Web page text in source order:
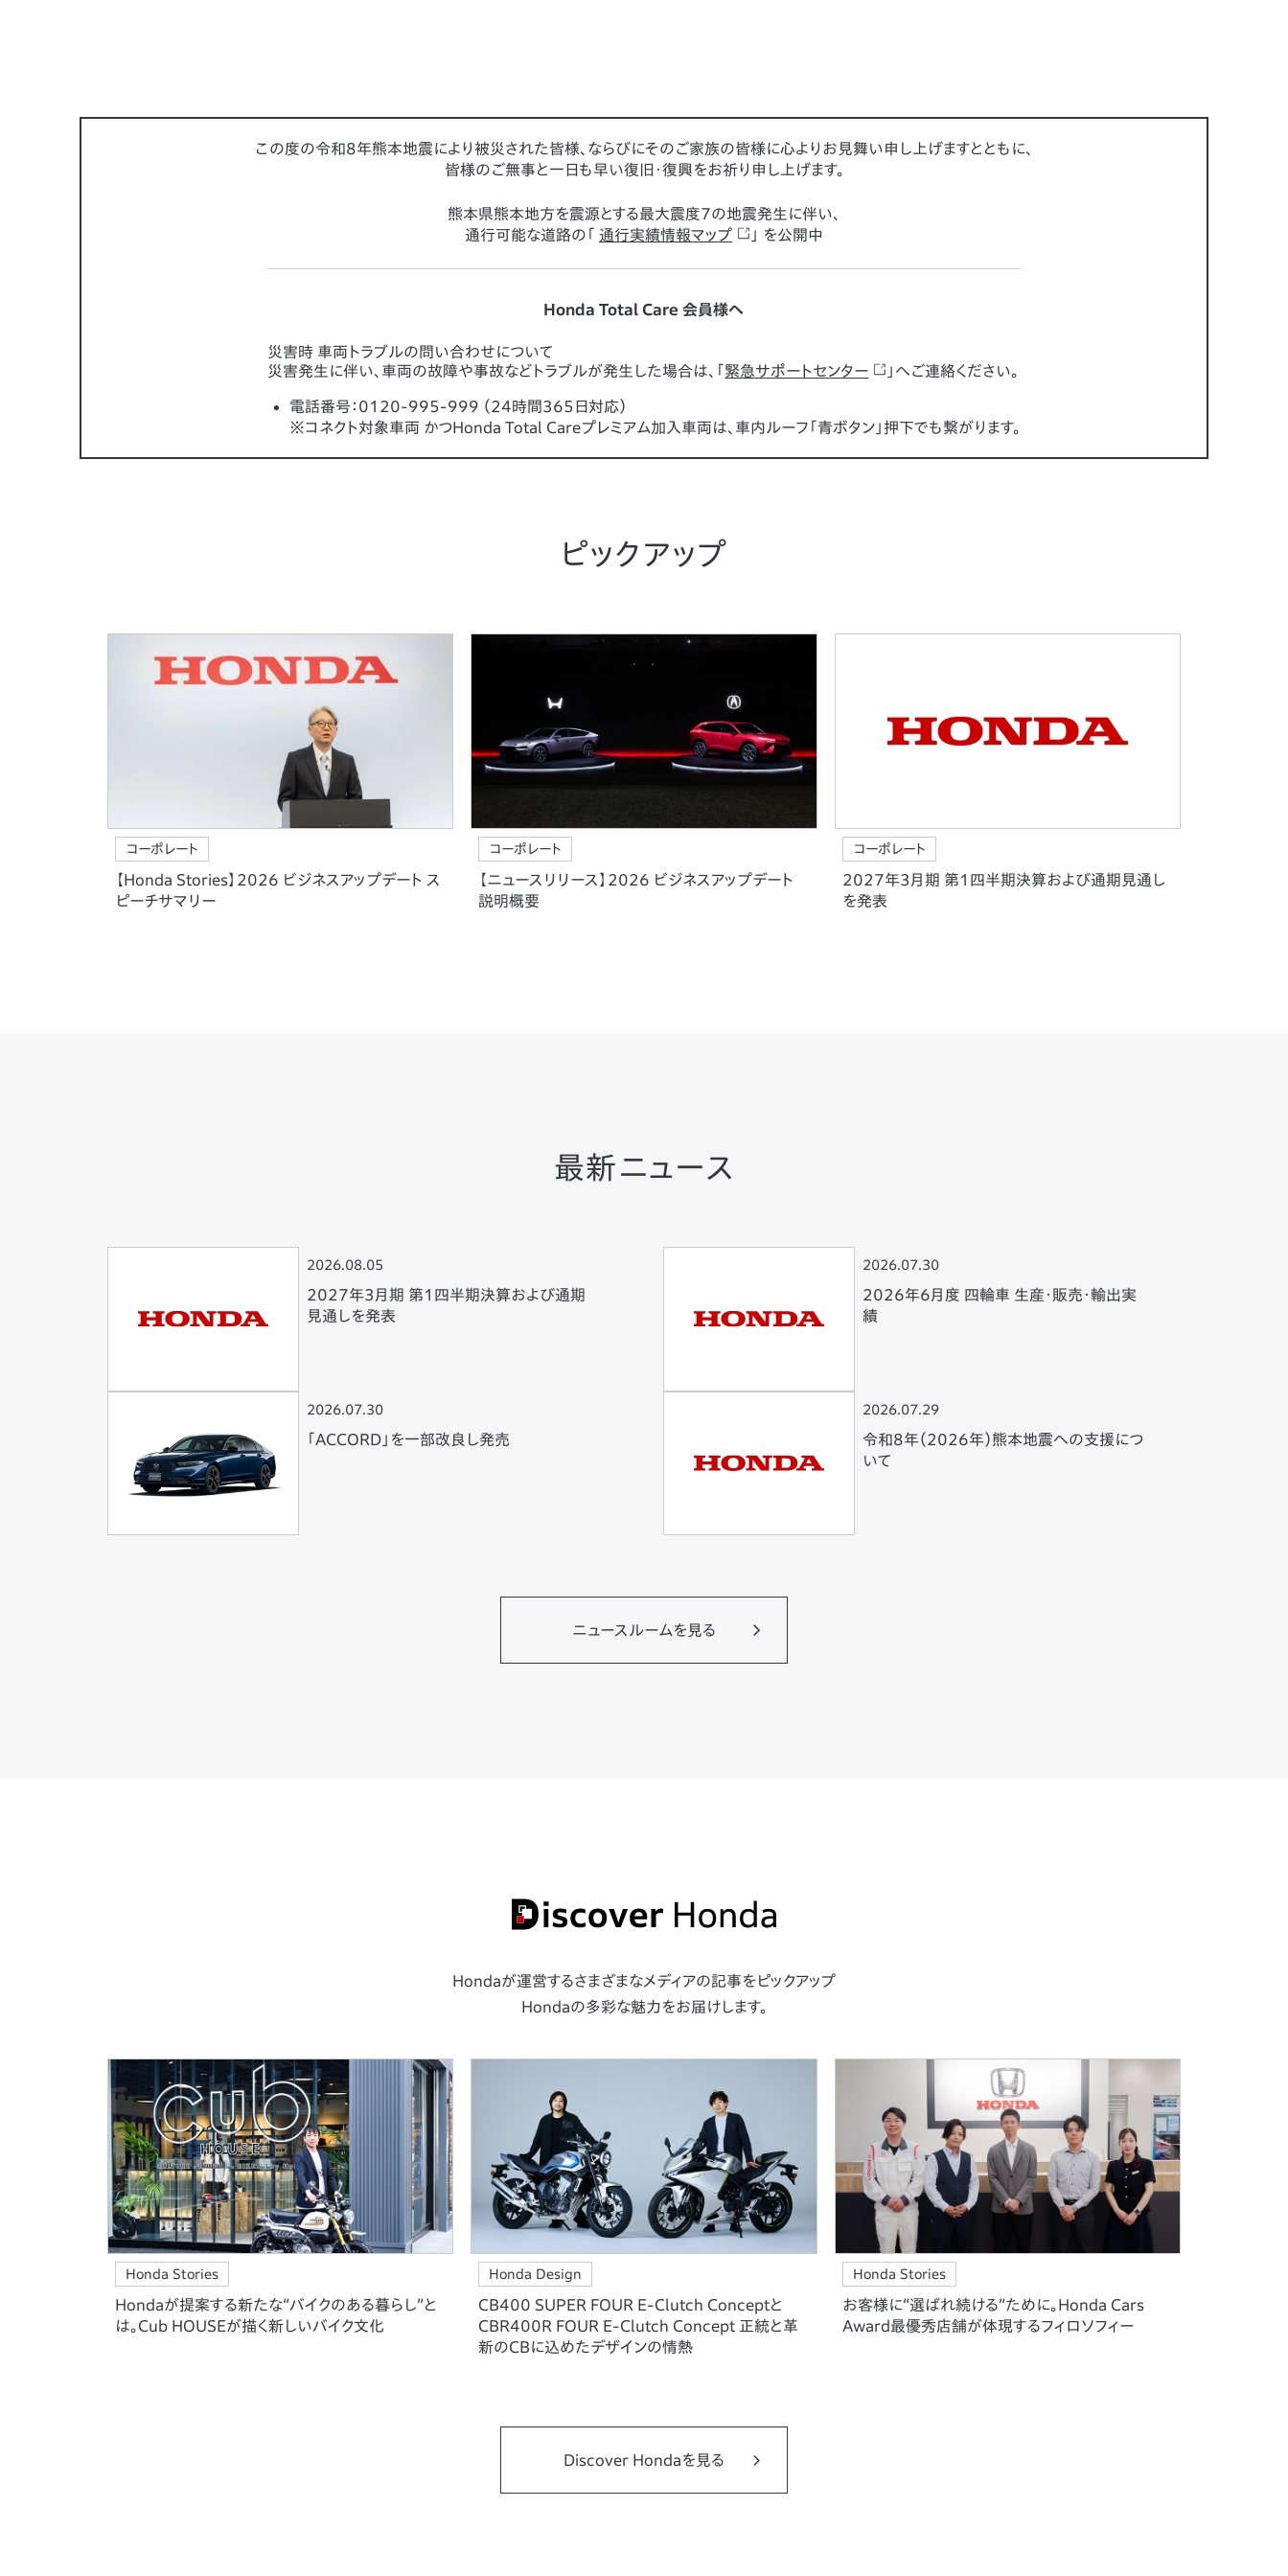
この度の令和8年熊本地震により被災された皆様、ならびにそのご家族の皆様に心よりお見舞い申し上げますとともに、
皆様のご無事と一日も早い復旧・復興をお祈り申し上げます。
熊本県熊本地方を震源とする最大震度7の地震発生に伴い、
通行可能な道路の「 通行実績情報マップ 」 を公開中
Honda Total Care 会員様へ
災害時 車両トラブルの問い合わせについて
災害発生に伴い、車両の故障や事故などトラブルが発生した場合は、「 緊急サポートセンター 」へご連絡ください。
電話番号：0120-995-999 （24時間365日対応）
※コネクト対象車両 かつHonda Total Careプレミアム加入車両は、車内ルーフ「青ボタン」押下でも繋がります。
ピックアップ
コーポレート
【Honda Stories】2026 ビジネスアップデート ス
ピーチサマリー
コーポレート
【ニュースリリース】2026 ビジネスアップデート
説明概要
コーポレート
2027年3月期 第1四半期決算および通期見通し
を発表
最新ニュース
2026.08.05
2027年3月期 第1四半期決算および通期
見通しを発表
2026.07.30
2026年6月度 四輪車 生産・販売・輸出実
績
2026.07.30
「ACCORD」を一部改良し発売
2026.07.29
令和8年（2026年）熊本地震への支援につ
いて
ニュースルームを見る
Hondaが運営するさまざまなメディアの記事をピックアップ
Hondaの多彩な魅力をお届けします。
Honda Stories
Hondaが提案する新たな“バイクのある暮らし”と
は。Cub HOUSEが描く新しいバイク文化
Honda Design
CB400 SUPER FOUR E-Clutch Conceptと
CBR400R FOUR E-Clutch Concept 正統と革
新のCBに込めたデザインの情熱
Honda Stories
お客様に“選ばれ続ける”ために。Honda Cars
Award最優秀店舗が体現するフィロソフィー
Discover Hondaを見る